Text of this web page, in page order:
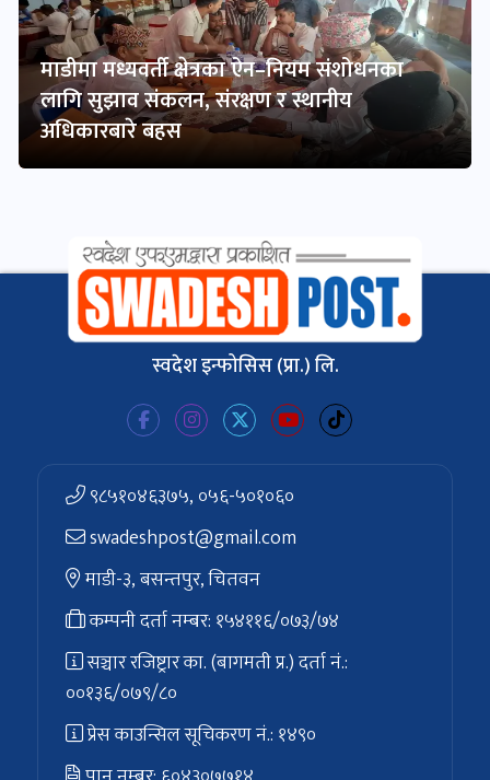
माडीमा मध्यवर्ती क्षेत्रका ऐन–नियम संशोधनका
लागि सुझाव संकलन, संरक्षण र स्थानीय
अधिकारबारे बहस
स्वदेश इन्फोसिस (प्रा.) लि.
९८५१०४६३७५, ०५६-५०१०६०
swadeshpost@gmail.com
माडी-३, बसन्तपुर, चितवन
कम्पनी दर्ता नम्बर: १५४११६/०७३/७४
सञ्चार रजिष्ट्रार का. (बागमती प्र.) दर्ता नं.:
००१३६/०७९/८०
प्रेस काउन्सिल सूचिकरण नं.: १४९०